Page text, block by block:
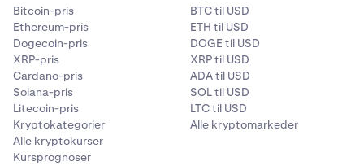
Bitcoin-pris
Ethereum-pris
Dogecoin-pris
XRP-pris
Cardano-pris
Solana-pris
Litecoin-pris
Kryptokategorier
Alle kryptokurser
Kursprognoser
BTC til USD
ETH til USD
DOGE til USD
XRP til USD
ADA til USD
SOL til USD
LTC til USD
Alle kryptomarkeder